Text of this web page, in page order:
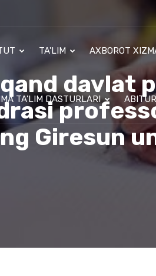
TA'LIM AXBOROT
TA'LIM DASTURLARI
davlat
Giresun